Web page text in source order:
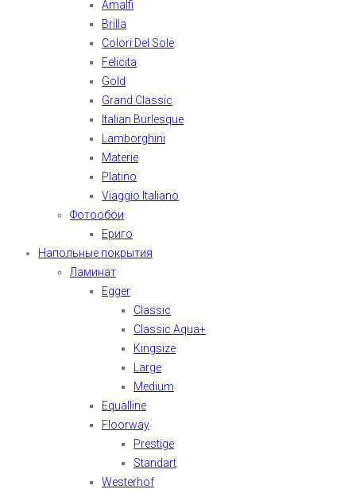
Amalfi
Brilla
Colori Del Sole
Felicita
Gold
Grand Classic
Italian Burlesque
Lamborghini
Materie
Platino
Viaggio Italiano
Фотообои
Ериго
Напольные покрытия
Ламинат
Egger
Classic
Classic Aqua+
Kingsize
Large
Medium
Equalline
Floorway
Prestige
Standart
Westerhof